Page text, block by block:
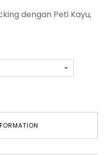
dengan Peti Kayu,